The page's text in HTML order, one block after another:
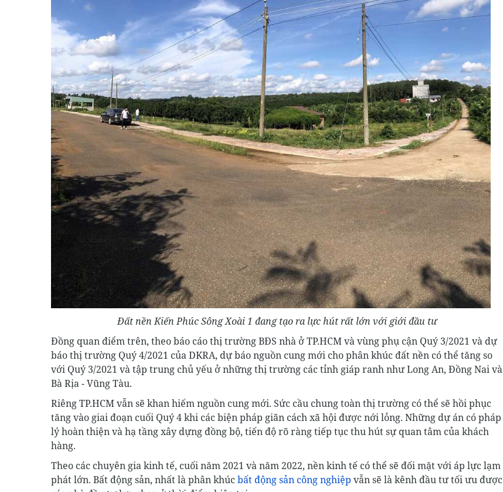
Đất nền Kiến Phúc Sông Xoài 1 đang tạo ra lực hút rất lớn với giới đầu tư
Đồng quan điểm trên, theo báo cáo thị trường BĐS nhà ở TP.HCM và vùng phụ cận Quý 3/2021 và dự
báo thị trường Quý 4/2021 của DKRA, dự báo nguồn cung mới cho phân khúc đất nền có thể tăng so
với Quý 3/2021 và tập trung chủ yếu ở những thị trường các tỉnh giáp ranh như Long An, Đồng Nai và
Bà Rịa - Vũng Tàu.
Riêng TP.HCM vẫn sẽ khan hiếm nguồn cung mới. Sức cầu chung toàn thị trường có thể sẽ hồi phục
tăng vào giai đoạn cuối Quý 4 khi các biện pháp giãn cách xã hội được nới lỏng. Những dự án có pháp
lý hoàn thiện và hạ tầng xây dựng đồng bộ, tiến độ rõ ràng tiếp tục thu hút sự quan tâm của khách
hàng.
Theo các chuyên gia kinh tế, cuối năm 2021 và năm 2022, nền kinh tế có thể sẽ đối mặt với áp lực lạm
phát lớn. Bất động sản, nhất là phân khúcbất động sản công nghiệp vẫn sẽ là kênh đầu tư tối ưu được